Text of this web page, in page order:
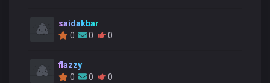
saidakbar
0
0 0
flazzy
0
0 0